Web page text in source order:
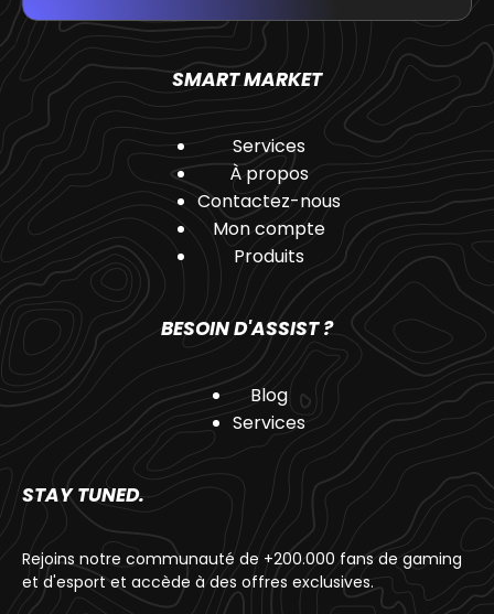
SMART MARKET
Services
À propos
Contactez-nous
Mon compte
Produits
BESOIN D'ASSIST ?
Blog
Services
STAY TUNED.
Rejoins notre communauté de +200.000 fans de gaming
et d'esport et accède à des offres exclusives.